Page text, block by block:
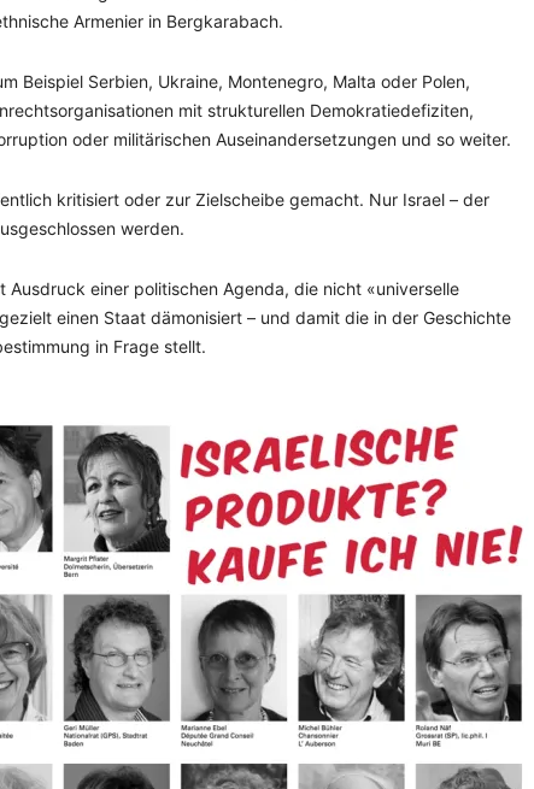
Armenier in Bergkarabach.
Beispiel Serbien, Ukraine, Montenegro, Malta oder Polen,
mit strukturellen Demokratiedefiziten,
oder militärischen Auseinandersetzungen und so weiter.
kritisiert oder zur Zielscheibe gemacht. Nur Israel – der
werden.
Ausdruck einer politischen Agenda, die nicht «universelle
einen Staat dämonisiert – und damit die in der Geschichte
in Frage stellt.